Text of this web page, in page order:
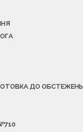
ДО ОБСТЕЖЕНЬ